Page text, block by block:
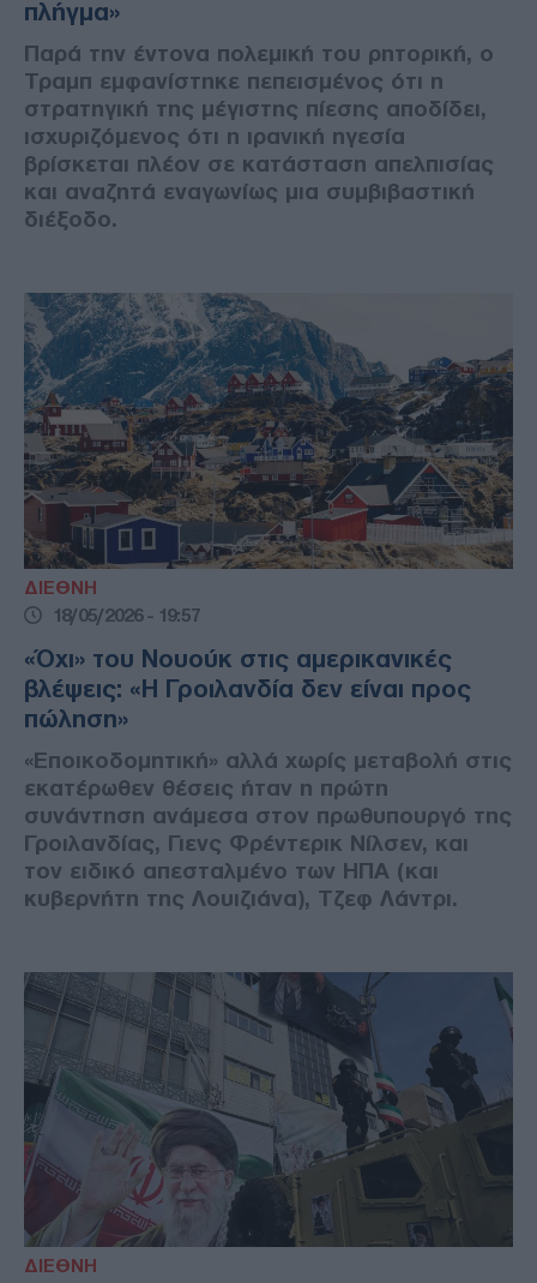
πλήγμα»
Παρά την έντονα πολεμική του ρητορική, ο
Τραμπ εμφανίστηκε πεπεισμένος ότι η
στρατηγική της μέγιστης πίεσης αποδίδει,
ισχυριζόμενος ότι η ιρανική ηγεσία
βρίσκεται πλέον σε κατάσταση απελπισίας
και αναζητά εναγωνίως μια συμβιβαστική
διέξοδο.
ΔΙΕΘΝΗ
18/05/2026 - 19:57
«Όχι» του Νουούκ στις αμερικανικές
βλέψεις: «Η Γροιλανδία δεν είναι προς
πώληση»
«Εποικοδομητική» αλλά χωρίς μεταβολή στις
εκατέρωθεν θέσεις ήταν η πρώτη
συνάντηση ανάμεσα στον πρωθυπουργό της
Γροιλανδίας, Γιενς Φρέντερικ Νίλσεν, και
τον ειδικό απεσταλμένο των ΗΠΑ (και
κυβερνήτη της Λουιζιάνα), Τζεφ Λάντρι.
ΔΙΕΘΝΗ